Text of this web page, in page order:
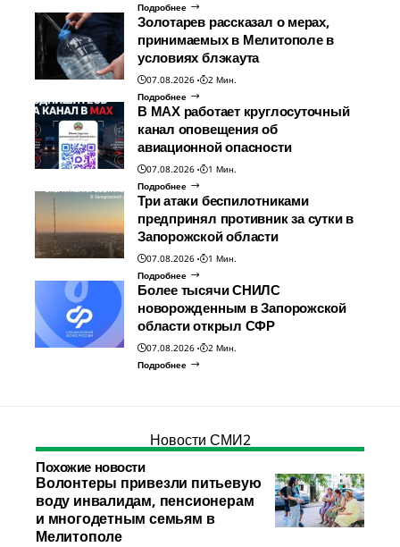
Подробнее
Золотарев рассказал о мерах,
принимаемых в Мелитополе в
условиях блэкаута
07.08.2026
2 Мин.
Подробнее
В МАХ работает круглосуточный
канал оповещения об
авиационной опасности
07.08.2026
1 Мин.
Подробнее
Три атаки беспилотниками
предпринял противник за сутки в
Запорожской области
07.08.2026
1 Мин.
Подробнее
Более тысячи СНИЛС
новорожденным в Запорожской
области открыл СФР
07.08.2026
2 Мин.
Подробнее
Новости СМИ2
Похожие новости
Волонтеры привезли питьевую
воду инвалидам, пенсионерам
и многодетным семьям в
Мелитополе